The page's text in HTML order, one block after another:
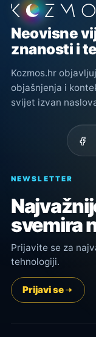
Podnožje
Neovisne
znanosti i
Kozmos.hr
objašnjenja i
svijet izvan
NEWSLETTER
svemira
Prijavite se za
tehnologiji.
Prijavi se